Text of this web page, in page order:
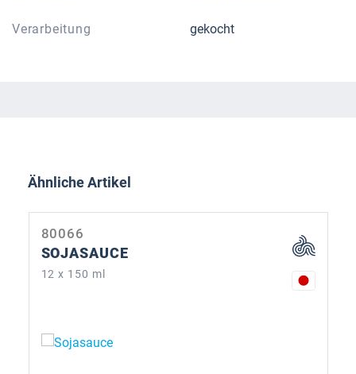
Verarbeitung gekocht
Produktgalerie überspringen
Ähnliche Artikel
80066
SOJASAUCE
12 x 150 ml